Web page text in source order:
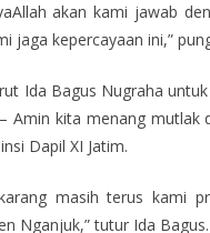
akan kami jawab
jaga kepercayaan ini,”
Ida Bagus Nugraha
Amin kita menang
Dapil XI Jatim.
masih terus kami
Nganjuk,” tutur Ida Bagus.